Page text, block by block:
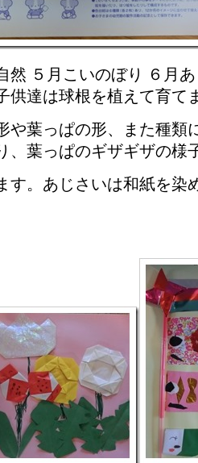
然 ５月こいのぼり ６月
供達は球根を植えて育て
や葉っぱの形、また種類
、葉っぱのギザギザの様
す。あじさいは和紙を染